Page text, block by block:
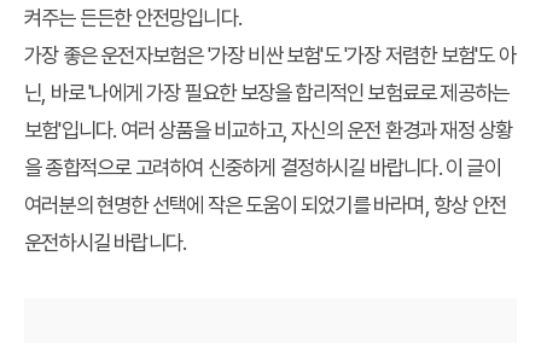
켜주는 든든한 안전망입니다.
가장 좋은 운전자보험은 '가장 비싼 보험'도 '가장 저렴한 보험'도 아
닌, 바로 '나에게 가장 필요한 보장을 합리적인 보험료로 제공하는
보험'입니다. 여러 상품을 비교하고, 자신의 운전 환경과 재정 상황
을 종합적으로 고려하여 신중하게 결정하시길 바랍니다. 이 글이
여러분의 현명한 선택에 작은 도움이 되었기를 바라며, 항상 안전
운전하시길 바랍니다.